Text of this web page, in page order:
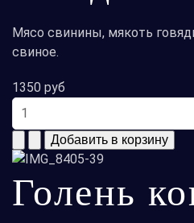
Мясо свинины, мякоть
свиное.
1350 руб
Голень